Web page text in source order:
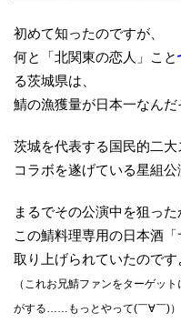
初めて知ったのですが、
何と「北関東の恋人」こと
る茨城県は、
鯖の漁獲量が日本一なんだ
茨城を代表する国民的二
コラボを遂げている星組公
まるでその公演中を狙った
この鯖料理専用の日本酒
取り上げられていたのです
（これお兄鯖ファンをターゲッ
がする……もっとやって(￣∀￣)）